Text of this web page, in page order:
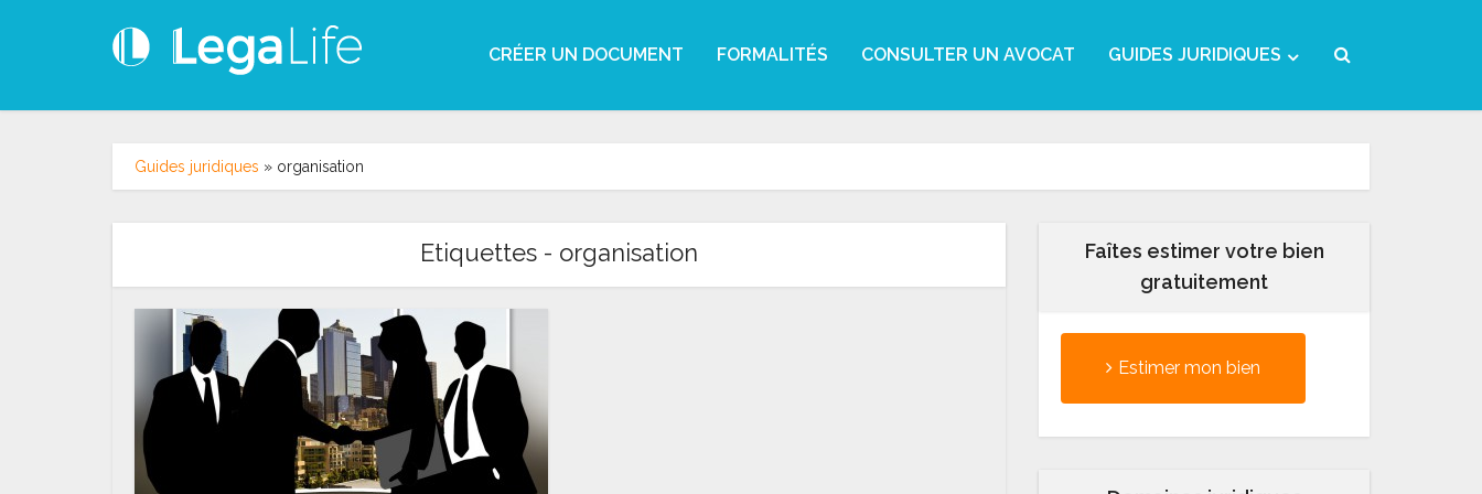
CRÉER UN DOCUMENT FORMALITÉS CONSULTER UN AVOCAT GUIDES JURIDIQUES
Guides juridiques » organisation
Etiquettes - organisation
Faîtes estimer votre bien
gratuitement
Estimer mon bien